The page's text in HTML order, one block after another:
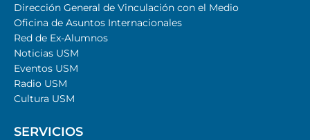
Dirección General de Vinculación con el Medio
Oficina de Asuntos Internacionales
Red de Ex-Alumnos
Noticias USM
Eventos USM
Radio USM
Cultura USM
SERVICIOS